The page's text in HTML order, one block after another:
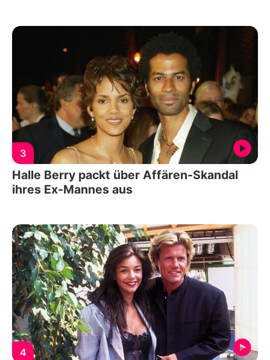
3
Halle Berry packt über Affären-Skandal
ihres Ex-Mannes aus
4